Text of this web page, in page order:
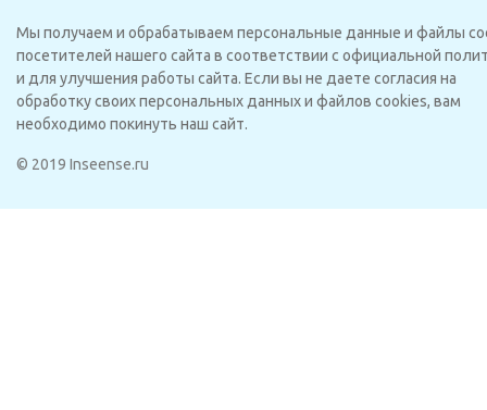
Мы получаем и обрабатываем персональные данные и файлы
посетителей нашего сайта в соответствии с официальной
и для улучшения работы сайта. Если вы не даете согласия на
обработку своих персональных данных и файлов cookies, вам
необходимо покинуть наш сайт.
© 2019 Inseense.ru